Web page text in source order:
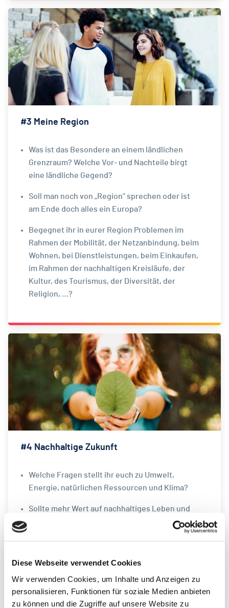
Diese Webseite verwendet Cookies
Wir verwenden Cookies, um Inhalte und Anzeigen zu
personalisieren, Funktionen für soziale Medien anbieten
zu können und die Zugriffe auf unsere Website zu
#3 Meine Region
Was ist das Besondere an einem ländlichen
Grenzraum? Welche Vor- und Nachteile birgt
eine ländliche Gegend?
Soll man noch von „Region“ sprechen oder ist
am Ende doch alles ein Europa?
Begegnet ihr in eurer Region Problemen im
Rahmen der Mobilität, der Netzanbindung, beim
Wohnen, bei Dienstleistungen, beim Einkaufen,
im Rahmen der nachhaltigen Kreisläufe, der
Kultur, des Tourismus, der Diversität, der
Religion, …?
#4 Nachhaltige Zukunft
Welche Fragen stellt ihr euch zu Umwelt,
Energie, natürlichen Ressourcen und Klima?
Sollte mehr Wert auf nachhaltiges Leben und
Bildung für nachhaltige Entwicklung gelegt
schulischen oder außerschulischen Rahmen?